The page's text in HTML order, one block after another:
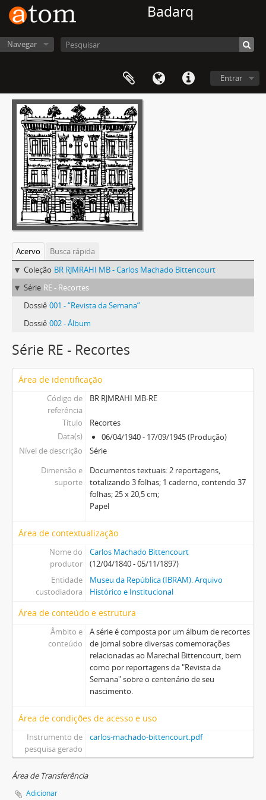
Badarq
Navegar
Entrar
Acervo
Busca rápida
Coleção BR RJMRAHI MB - Carlos Machado Bittencourt
Série RE - Recortes
Dossiê 001 - “Revista da Semana”
Dossiê 002 - Álbum
Série RE - Recortes
Área de identificação
Código de
referência
BR RJMRAHI MB-RE
Título
Recortes
Data(s)
06/04/1940 - 17/09/1945 (Produção)
Nível de descrição
Série
Dimensão e
suporte
Documentos textuais: 2 reportagens,
totalizando 3 folhas; 1 caderno, contendo 37
folhas; 25 x 20,5 cm;
Papel
Área de contextualização
Nome do
produtor
Carlos Machado Bittencourt
(12/04/1840 - 05/11/1897)
Entidade
custodiadora
Museu da República (IBRAM). Arquivo
Histórico e Institucional
Área de conteúdo e estrutura
Âmbito e
conteúdo
A série é composta por um álbum de recortes
de jornal sobre diversas comemorações
relacionadas ao Marechal Bittencourt, bem
como por reportagens da "Revista da
Semana" sobre o centenário de seu
nascimento.
Área de condições de acesso e uso
Instrumento de
pesquisa gerado
carlos-machado-bittencourt.pdf
Área de Transferência
Adicionar